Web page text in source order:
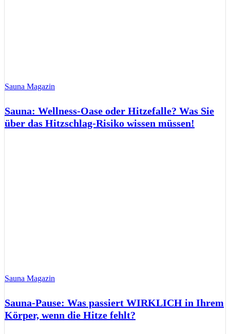
Sauna Magazin
Sauna: Wellness-Oase oder Hitzefalle? Was Sie
über das Hitzschlag-Risiko wissen müssen!
Sauna Magazin
Sauna-Pause: Was passiert WIRKLICH in Ihrem
Körper, wenn die Hitze fehlt?